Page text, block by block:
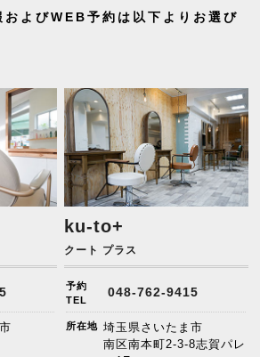
およびWEB予約は以下よりお選び
ku-to+
クート プラス
予約
TEL
048-762-9415
所在地 埼玉県さいたま市
南区南本町2-3-8志賀パレ